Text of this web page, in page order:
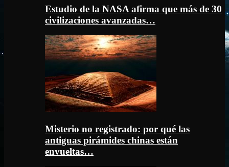
Estudio de la NASA afirma que más de 30
civilizaciones avanzadas…
Misterio no registrado: por qué las
antiguas pirámides chinas están
envueltas…